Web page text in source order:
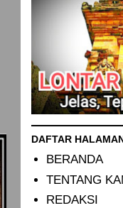
DAFTAR
BERANDA
TENTANG
REDAKSI